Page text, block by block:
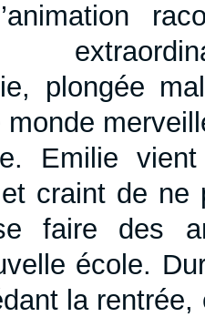
plongée
Emilie
craint de ne
faire des
école.
la rentrée,